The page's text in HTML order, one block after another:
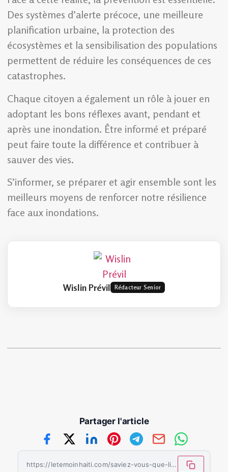
Des systèmes d’alerte précoce, une meilleure
planification urbaine, la protection des
écosystèmes et la sensibilisation des populations
permettent de réduire les conséquences de ces
catastrophes.
Chaque citoyen a également un rôle à jouer en
adoptant les bons réflexes avant, pendant et
après une inondation. Être informé et préparé
peut faire toute la différence et contribuer à
sauver des vies.
S’informer, se préparer et agir ensemble sont les
meilleurs moyens de renforcer notre résilience
face aux inondations.
Wislin Prévil Rédacteur Senior
Partager l'article
https://letemoinhaiti.com/saviez-vous-que-linondation-est-la-catastrophe-naturelle-la-plus-frequente-au-monde/